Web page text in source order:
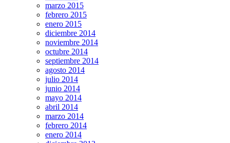
marzo 2015
febrero 2015
enero 2015
diciembre 2014
noviembre 2014
octubre 2014
septiembre 2014
agosto 2014
julio 2014
junio 2014
mayo 2014
abril 2014
marzo 2014
febrero 2014
enero 2014